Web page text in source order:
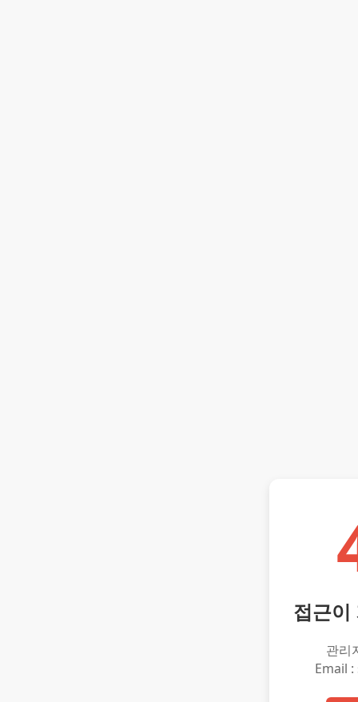
접근이
관리
Email